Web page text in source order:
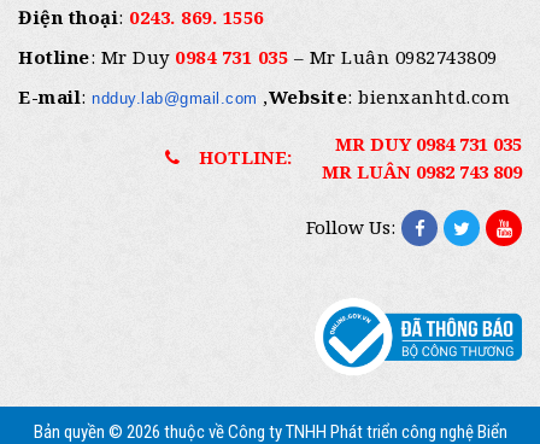
Điện thoại: 0243. 869. 1556
Hotline: Mr Duy 0984 731 035 – Mr Luân 0982743809
E-mail: ndduy.lab@gmail.com ,Website: bienxanhtd.com
HOTLINE:
MR DUY 0984 731 035
MR LUÂN 0982 743 809
Follow Us:
Bản quyền © 2026 thuộc về Công ty TNHH Phát triển công nghệ Biển